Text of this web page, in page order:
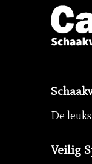
De
Veilig